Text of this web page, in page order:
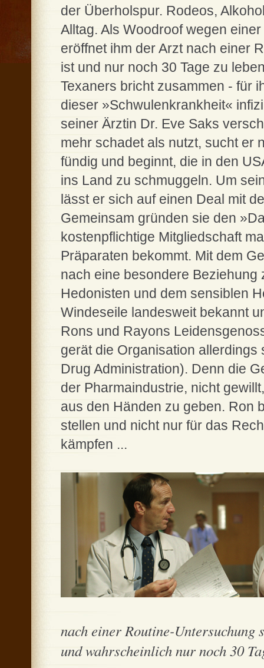
der Überholspur. Rodeos,
Alltag. Als Woodroof wegen
eröffnet ihm der Arzt nach einer
ist und nur noch 30 Tage zu
Texaners bricht zusammen - für
dieser »Schwulenkrankheit«
seiner Ärztin Dr. Eve Saks
mehr schadet als nutzt, sucht er
fündig und beginnt, die in den
ins Land zu schmuggeln. Um
lässt er sich auf einen Deal mit
Gemeinsam gründen sie den
kostenpflichtige Mitgliedschaft
Präparaten bekommt. Mit dem
nach eine besondere
Hedonisten und dem sensiblen
Windeseile landesweit bekannt
Rons und Rayons
gerät die Organisation
Drug Administration). Denn die
der Pharmaindustrie, nicht
aus den Händen zu geben. Ron
stellen und nicht nur für das
kämpfen ...
nach einer Routine-
und wahrscheinlich nur noch 30